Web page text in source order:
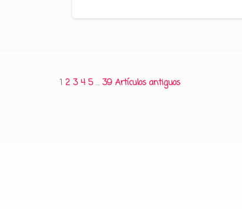
Paginación
1 2 3 4 5 … 39 Artículos antiguos